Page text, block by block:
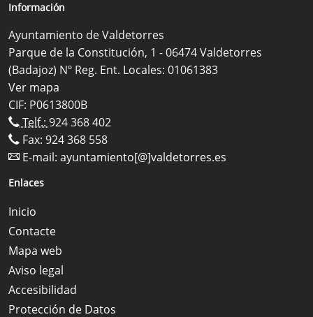
Información
Ayuntamiento de Valdetorres
Parque de la Constitución, 1 - 06474 Valdetorres
(Badajoz) Nº Reg. Ent. Locales: 01061383
Ver mapa
CIF: P0613800B
Telf.: 924 368 402
Fax: 924 368 558
E-mail: ayuntamiento[@]valdetorres.es
Enlaces
Inicio
Contacte
Mapa web
Aviso legal
Accesibilidad
Protección de Datos